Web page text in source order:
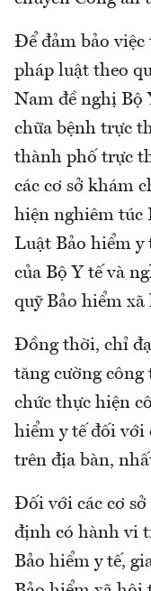
Để đảm bảo
pháp luật theo
Nam đề nghị Bộ
chữa bệnh trực
thành phố trực
các cơ sở khám
hiện nghiêm túc
Luật Bảo hiểm y
của Bộ Y tế và
quỹ Bảo hiểm xã
Đồng thời, chỉ
tăng cường
chức thực hiện
hiểm y tế đối với
trên địa bàn,
Đối với các cơ sở
định có hành vi
Bảo hiểm y tế,